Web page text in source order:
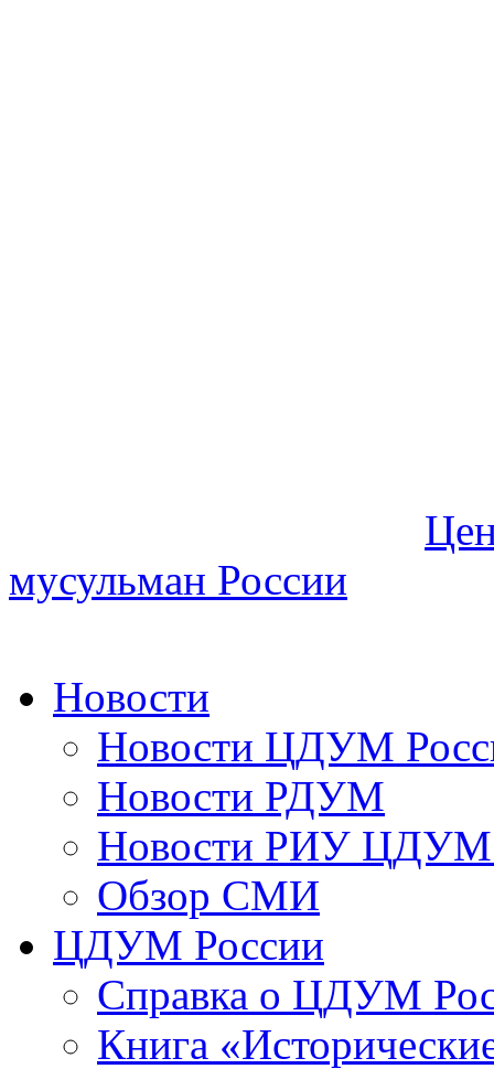
мусульман России
Новости
Новости ЦДУМ
Новости РДУМ
Новости РИУ ЦДУМ
Обзор СМИ
ЦДУМ России
Справка о ЦДУМ
Книга